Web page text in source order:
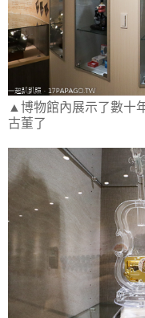
▲博物館內展示了數十
古董了